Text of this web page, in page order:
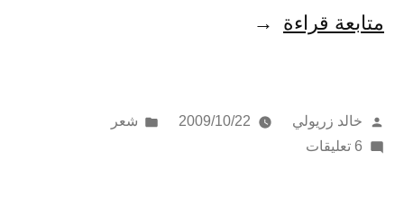
متابعة قراءة “صرخة
تمّ
النشر
خالد زريولي 2009/10/22
نُشر
شعر
6 تعليقات
على